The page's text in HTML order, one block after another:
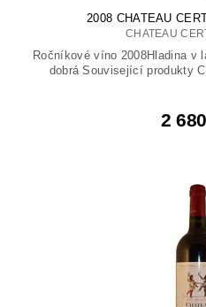
2008 CHATEAU
CHATEAU
Ročníkové víno 2008Hladina v
dobrá Související produkty
2